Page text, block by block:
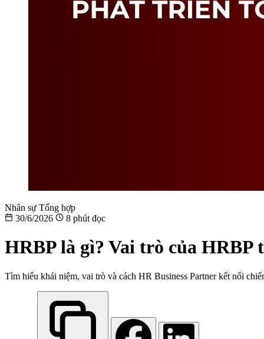
Nhân sự Tổng hợp
30/6/2026
8 phút đọc
HRBP là gì? Vai trò của
Tìm hiểu khái niệm, vai trò và cách HR Business Partner kết nối